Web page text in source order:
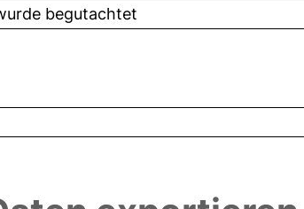
begutachtet